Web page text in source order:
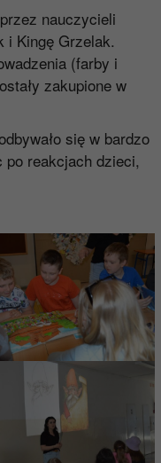
nauczycieli
i Kingę Grzelak.
(farby i
zakupione w
się w bardzo
reakcjach dzieci,